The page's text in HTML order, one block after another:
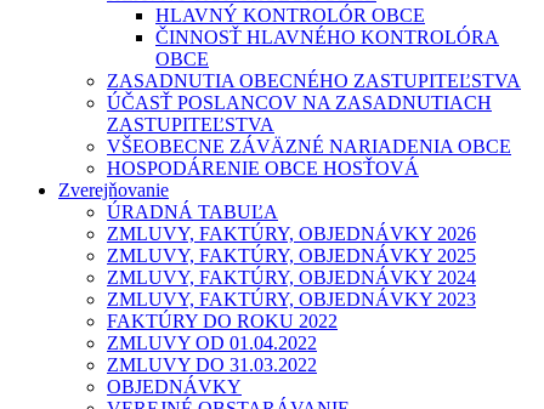
HLAVNÝ KONTROLÓR OBCE
ČINNOSŤ HLAVNÉHO KONTROLÓRA
OBCE
ZASADNUTIA OBECNÉHO ZASTUPITEĽSTVA
ÚČASŤ POSLANCOV NA ZASADNUTIACH
ZASTUPITEĽSTVA
VŠEOBECNE ZÁVÄZNÉ NARIADENIA OBCE
HOSPODÁRENIE OBCE HOSŤOVÁ
Zverejňovanie
ÚRADNÁ TABUĽA
ZMLUVY, FAKTÚRY, OBJEDNÁVKY 2026
ZMLUVY, FAKTÚRY, OBJEDNÁVKY 2025
ZMLUVY, FAKTÚRY, OBJEDNÁVKY 2024
ZMLUVY, FAKTÚRY, OBJEDNÁVKY 2023
FAKTÚRY DO ROKU 2022
ZMLUVY OD 01.04.2022
ZMLUVY DO 31.03.2022
OBJEDNÁVKY